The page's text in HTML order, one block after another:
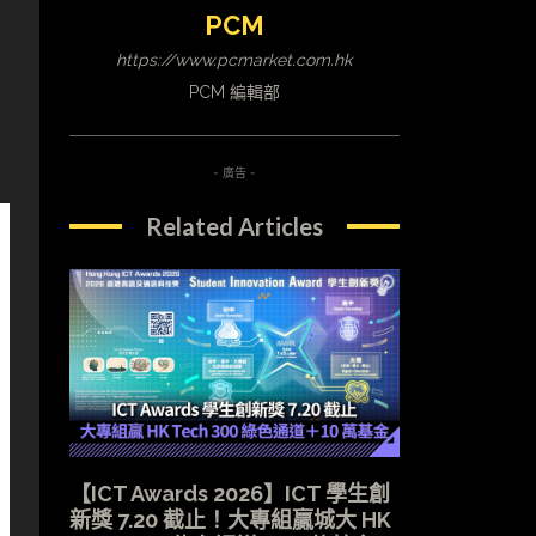
PCM
https://www.pcmarket.com.hk
PCM 編輯部
- 廣告 -
Related Articles
【ICT Awards 2026】ICT 學生創
新獎 7.20 截止！大專組贏城大 HK